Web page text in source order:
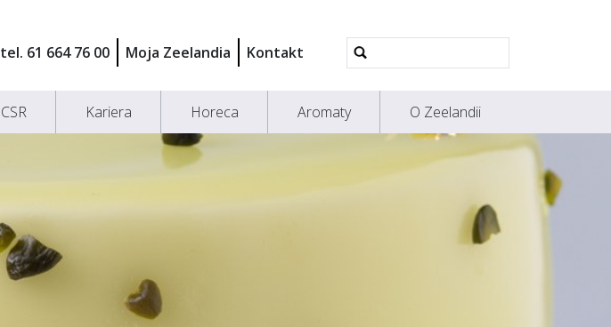
tel. 61 664 76 00 Moja Zeelandia Kontakt
Wyszukiwanie
Zaawansowane...
CSR Kariera Horeca Aromaty O Zeelandii